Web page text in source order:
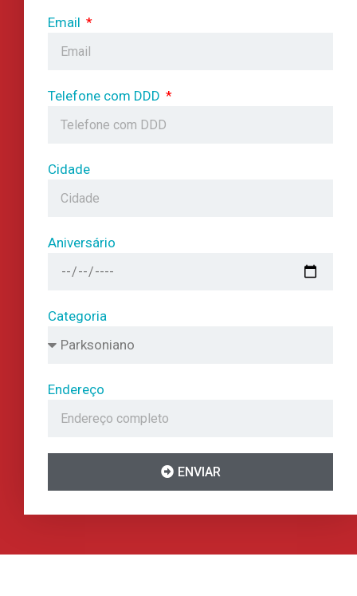
Email
Telefone com DDD
Cidade
Aniversário
Categoria
Endereço
ENVIAR